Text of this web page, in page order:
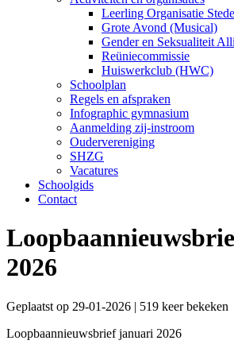
Leerling Organisatie
Grote Avond (Musical)
Gender en Seksualiteit
Reüniecommissie
Huiswerkclub (HWC)
Schoolplan
Regels en afspraken
Infographic gymnasium
Aanmelding zij-instroom
Oudervereniging
SHZG
Vacatures
Schoolgids
Contact
2026
Geplaatst op 29-01-2026 | 519 keer bekeken
Loopbaannieuwsbrief januari 2026